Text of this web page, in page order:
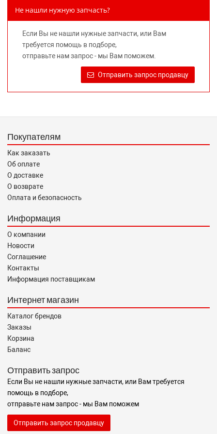
предлагаемых к продаже запасных частей для
правообладателей указанных товарных знаков.
Требование предоставлять покупателю необходимую и
достоверную информацию о товаре, предлагаемом к
продаже, обеспечивающую возможность их правильного
выбора возложено на продавца (изготовителя) Законом
«О защите прав потребителей».
Не нашли нужную запчасть?
Если Вы не нашли нужные запчасти, или Вам
требуется помощь в подборе,
отправьте нам запрос - мы Вам поможем.
Отправить запрос продавцу
Покупателям
Как заказать
Об оплате
О доставке
О возврате
Оплата и безопасность
Информация
О компании
Новости
Соглашение
Контакты
Информация поставщикам
Интернет магазин
Каталог брендов
Заказы
Корзина
Баланс
Отправить запрос
Если Вы не нашли нужные запчасти, или Вам требуется
помощь в подборе,
отправьте нам запрос - мы Вам поможем
Отправить запрос продавцу